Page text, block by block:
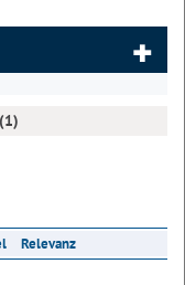
Relevanz